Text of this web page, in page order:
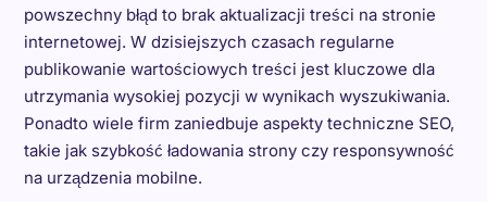
powszechny błąd to brak aktualizacji treści na stronie
internetowej. W dzisiejszych czasach regularne
publikowanie wartościowych treści jest kluczowe dla
utrzymania wysokiej pozycji w wynikach wyszukiwania.
Ponadto wiele firm zaniedbuje aspekty techniczne SEO,
takie jak szybkość ładowania strony czy responsywność
na urządzenia mobilne.